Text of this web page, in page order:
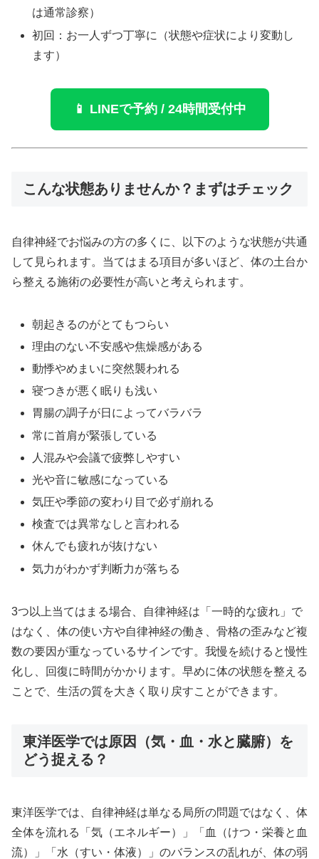
は通常診察）
初回：お一人ずつ丁寧に（状態や症状により変動し
ます）
📱 LINEで予約 / 24時間受付中
こんな状態ありませんか？まずはチェック
自律神経でお悩みの方の多くに、以下のような状態が共通
して見られます。当てはまる項目が多いほど、体の土台か
ら整える施術の必要性が高いと考えられます。
朝起きるのがとてもつらい
理由のない不安感や焦燥感がある
動悸やめまいに突然襲われる
寝つきが悪く眠りも浅い
胃腸の調子が日によってバラバラ
常に首肩が緊張している
人混みや会議で疲弊しやすい
光や音に敏感になっている
気圧や季節の変わり目で必ず崩れる
検査では異常なしと言われる
休んでも疲れが抜けない
気力がわかず判断力が落ちる
3つ以上当てはまる場合、自律神経は「一時的な疲れ」で
はなく、体の使い方や自律神経の働き、骨格の歪みなど複
数の要因が重なっているサインです。我慢を続けると慢性
化し、回復に時間がかかります。早めに体の状態を整える
ことで、生活の質を大きく取り戻すことができます。
東洋医学では原因（気・血・水と臓腑）を
どう捉える？
東洋医学では、自律神経は単なる局所の問題ではなく、体
全体を流れる「気（エネルギー）」「血（けつ・栄養と血
流）」「水（すい・体液）」のバランスの乱れが、体の弱